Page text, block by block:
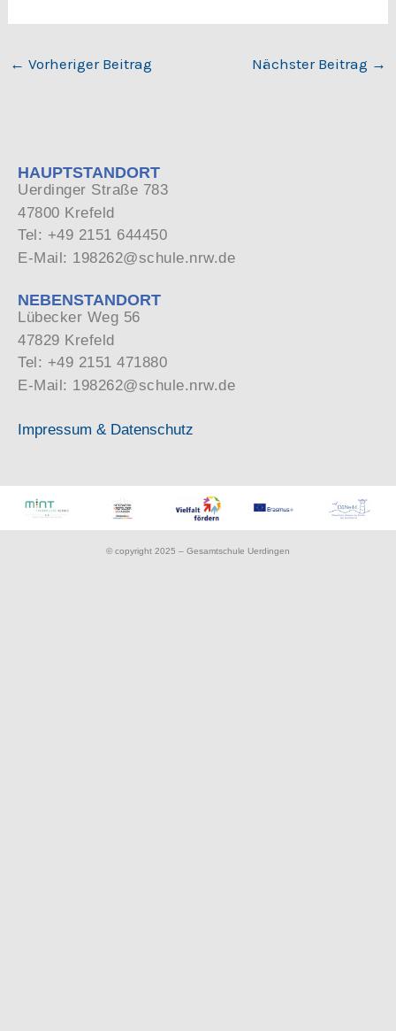
← Vorheriger Beitrag Nächster Beitrag →
HAUPTSTANDORT
Uerdinger Straße 783
47800 Krefeld
Tel: +49 2151 644450
E-Mail: 198262@schule.nrw.de
NEBENSTANDORT
Lübecker Weg 56
47829 Krefeld
Tel: +49 2151 471880
E-Mail: 198262@schule.nrw.de
Impressum & Datenschutz
© copyright 2025 – Gesamtschule Uerdingen